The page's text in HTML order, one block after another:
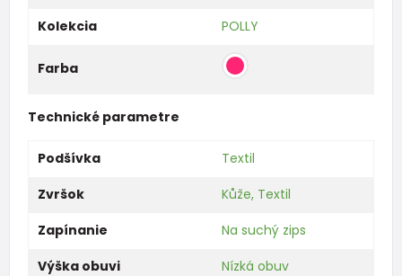
Kolekcia
POLLY
Farba
Technické parametre
Podšívka
Textil
Zvršok
Kůže, Textil
Zapínanie
Na suchý zips
Výška obuvi
Nízká obuv